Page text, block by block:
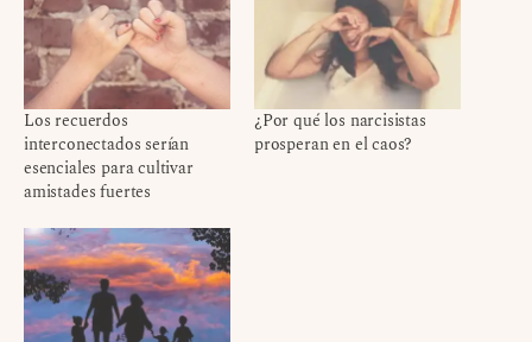
Los recuerdos
interconectados serían
esenciales para cultivar
amistades fuertes
¿Por qué los narcisistas
prosperan en el caos?